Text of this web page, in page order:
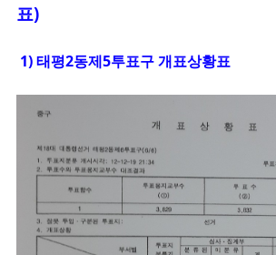
표)
1) 태평2동제5투표구 개표상황표